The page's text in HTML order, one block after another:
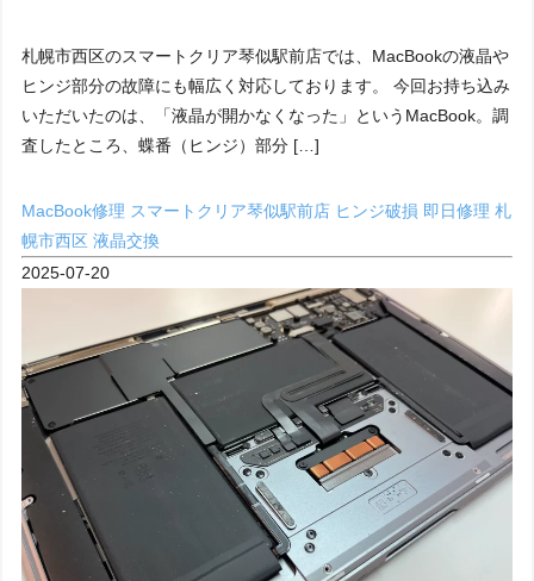
札幌市西区のスマートクリア琴似駅前店では、MacBookの液晶や
ヒンジ部分の故障にも幅広く対応しております。 今回お持ち込み
いただいたのは、「液晶が開かなくなった」というMacBook。調
査したところ、蝶番（ヒンジ）部分 […]
MacBook修理 スマートクリア琴似駅前店 ヒンジ破損 即日修理札
幌市西区液晶交換
2025-07-20